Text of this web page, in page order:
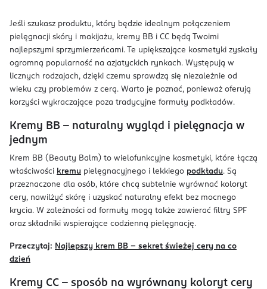
Jeśli szukasz produktu, który będzie idealnym połączeniem
pielęgnacji skóry i makijażu, kremy BB i CC będą Twoimi
najlepszymi sprzymierzeńcami. Te upiększające kosmetyki zyskały
ogromną popularność na azjatyckich rynkach. Występują w
licznych rodzajach, dzięki czemu sprawdzą się niezależnie od
wieku czy problemów z cerą. Warto je poznać, ponieważ oferują
korzyści wykraczające poza tradycyjne formuły podkładów.
Kremy BB – naturalny wygląd i pielęgnacja w
jednym
Krem BB (Beauty Balm) to wielofunkcyjne kosmetyki, które łączą
właściwości kremu pielęgnacyjnego i lekkiego podkładu. Są
przeznaczone dla osób, które chcą subtelnie wyrównać koloryt
cery, nawilżyć skórę i uzyskać naturalny efekt bez mocnego
krycia. W zależności od formuły mogą także zawierać filtry SPF
oraz składniki wspierające codzienną pielęgnację.
Przeczytaj: Najlepszy krem BB - sekret świeżej cery na co
dzień
Kremy CC – sposób na wyrównany koloryt cery